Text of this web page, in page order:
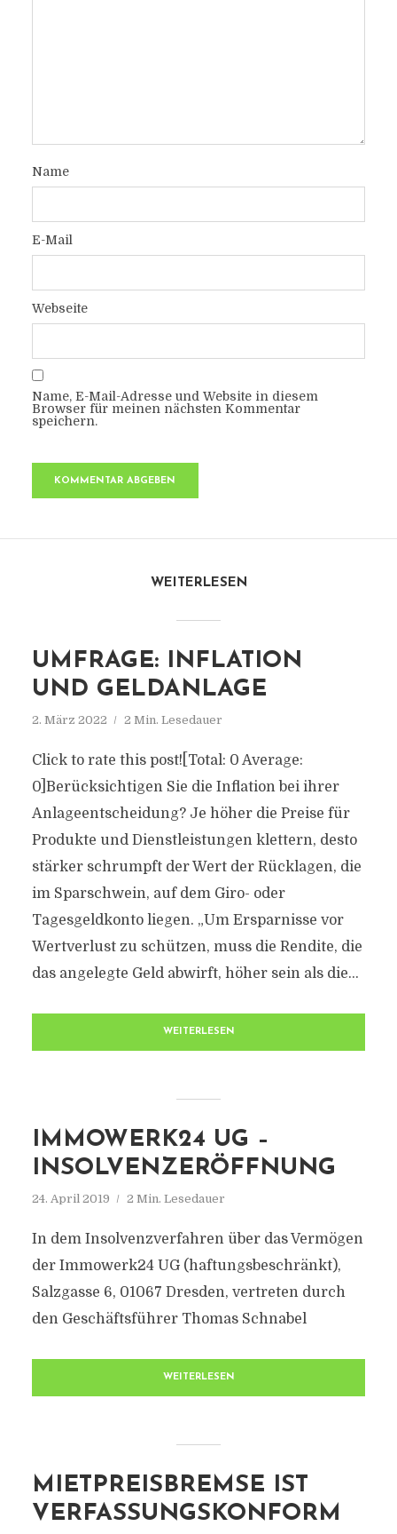
Name
E-Mail
Webseite
Name, E-Mail-Adresse und Website in diesem
Browser für meinen nächsten Kommentar
speichern.
WEITERLESEN
UMFRAGE: INFLATION
UND GELDANLAGE
2. März 2022 2 Min. Lesedauer
Click to rate this post![Total: 0 Average:
0]Berücksichtigen Sie die Inflation bei ihrer
Anlageentscheidung? Je höher die Preise für
Produkte und Dienstleistungen klettern, desto
stärker schrumpft der Wert der Rücklagen, die
im Sparschwein, auf dem Giro- oder
Tagesgeldkonto liegen. „Um Ersparnisse vor
Wertverlust zu schützen, muss die Rendite, die
das angelegte Geld abwirft, höher sein als die...
WEITERLESEN
IMMOWERK24 UG –
INSOLVENZERÖFFNUNG
24. April 2019 2 Min. Lesedauer
In dem Insolvenzverfahren über das Vermögen
der Immowerk24 UG (haftungsbeschränkt),
Salzgasse 6, 01067 Dresden, vertreten durch
den Geschäftsführer Thomas Schnabel
WEITERLESEN
MIETPREISBREMSE IST
VERFASSUNGSKONFORM